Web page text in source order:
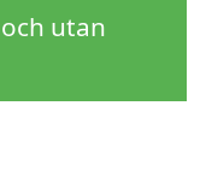
utan